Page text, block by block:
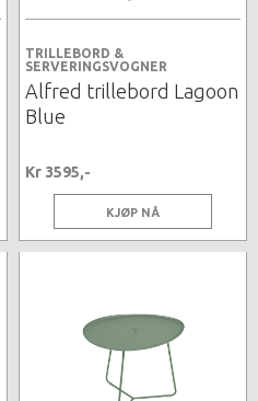
TRILLEBORD &
SERVERINGSVOGNER
Alfred trillebord Lagoon
Blue
Kr 3595,-
KJØP NÅ